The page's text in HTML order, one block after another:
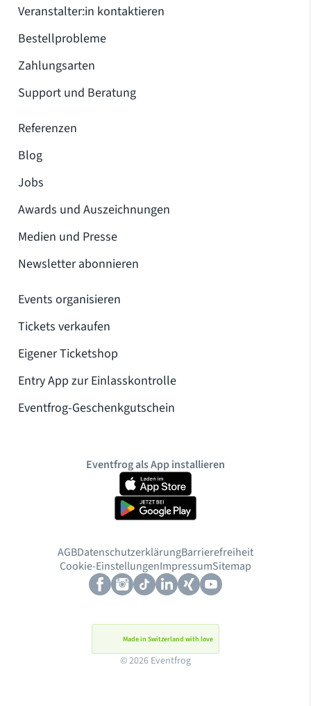
Veranstalter:in kontaktieren
Bestellprobleme
Zahlungsarten
Support und Beratung
Referenzen
Blog
Jobs
Awards und Auszeichnungen
Medien und Presse
Newsletter abonnieren
Events organisieren
Tickets verkaufen
Eigener Ticketshop
Entry App zur Einlasskontrolle
Eventfrog-Geschenkgutschein
Eventfrog als App installieren
Made in Switzerland with love
© 2026 Eventfrog
AGBDatenschutzerklärungBarrierefreiheit
Cookie-EinstellungenImpressumSitemap
Cookies
Deine Einwilligung kannst du jederzeit widerrufen. Mehr Informationen
Datenschutzerklärung.